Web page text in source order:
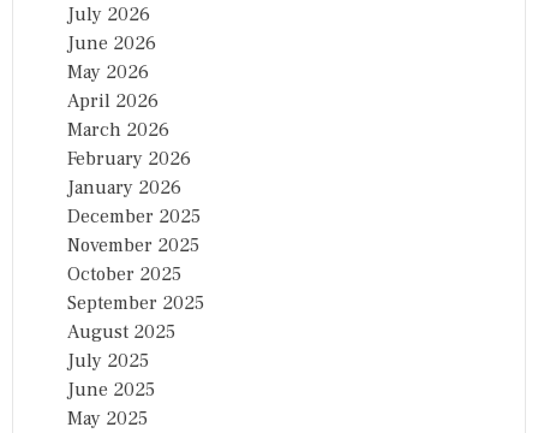
July 2026
June 2026
May 2026
April 2026
March 2026
February 2026
January 2026
December 2025
November 2025
October 2025
September 2025
August 2025
July 2025
June 2025
May 2025